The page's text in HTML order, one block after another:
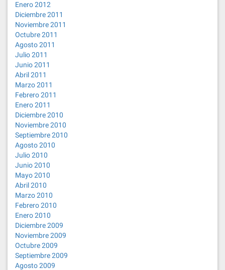
Enero 2012
Diciembre 2011
Noviembre 2011
Octubre 2011
Agosto 2011
Julio 2011
Junio 2011
Abril 2011
Marzo 2011
Febrero 2011
Enero 2011
Diciembre 2010
Noviembre 2010
Septiembre 2010
Agosto 2010
Julio 2010
Junio 2010
Mayo 2010
Abril 2010
Marzo 2010
Febrero 2010
Enero 2010
Diciembre 2009
Noviembre 2009
Octubre 2009
Septiembre 2009
Agosto 2009